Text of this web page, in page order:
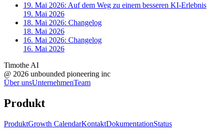
19. Mai 2026: Auf dem Weg zu einem besseren KI-Erlebnis
19. Mai 2026
18. Mai 2026: Changelog
18. Mai 2026
16. Mai 2026: Changelog
16. Mai 2026
Timothe AI
@ 2026 unbounded pioneering inc
Über unsUnternehmenTeam
Produkt
ProduktGrowth CalendarKontaktDokumentationStatus